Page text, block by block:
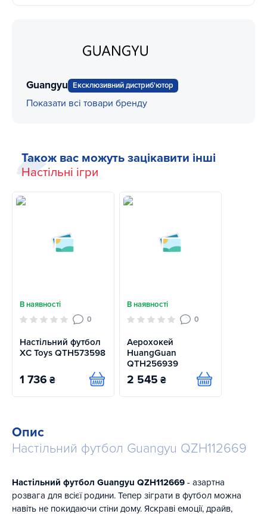
Guangyu Ексклюзивний дистриб'ютор
Показати всі товари бренду
Також вас можуть зацікавити інші
Настільні ігри
В наявності
0
Настільний футбол
XC Toys QTH573598
1 736 ₴ Купити
В наявності
0
Аерохокей
HuangGuan
QTH256939
2 545 ₴ Купити
Опис
Настільний футбол Guangyu QZH112669
Настільний футбол Guangyu QZH112669 - азартна
розвага для всієї родини. Тепер зіграти в футбол можна
навіть не покидаючи стіни дому. Яскраві емоції, драйв,